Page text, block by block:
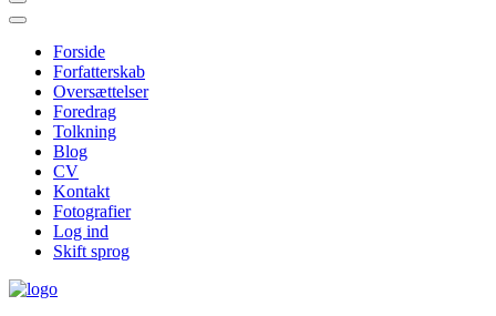
Forside
Forfatterskab
Oversættelser
Foredrag
Tolkning
Blog
CV
Kontakt
Fotografier
Log ind
Skift sprog